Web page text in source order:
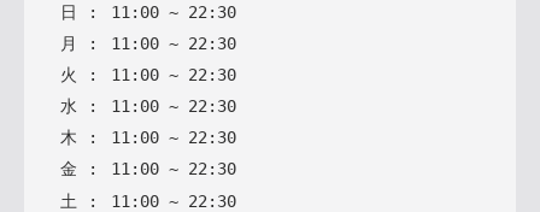
日 : 11 : 00 ~ 22 : 30
月
: 11 : 00 ~ 22 : 30
火
: 11 : 00 ~ 22 : 30
水 : 11 : 00 ~ 22 : 30
木 : 11: 00 ~ 22: 30
金 : 11: 00 ~ 22: 30
土 : 11 : 00 ~ 22 : 30